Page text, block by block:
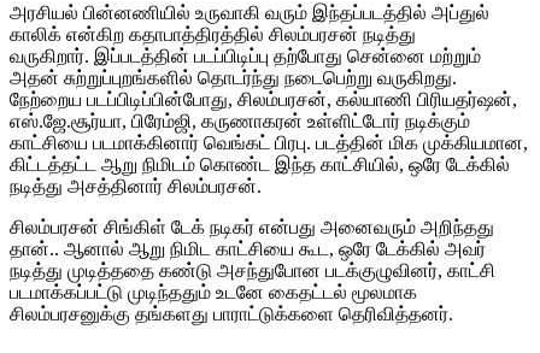
அரசியல் பின்னணியில் உருவாகி வரும் இந்தப்படத்தில் அப்துல்
காலிக் என்கிற கதாபாத்திரத்தில் சிலம்பரசன் நடித்து
வருகிறார். இப்படத்தின் படப்பிடிப்பு தற்போது சென்னை மற்றும்
அதன் சுற்றுப்புறங்களில் தொடர்ந்து நடைபெற்று வருகிறது.
நேற்றைய படப்பிடிப்பின்போது, சிலம்பரசன், கல்யாணி பிரியதர்ஷன்,
எஸ்.ஜே.சூர்யா, பிரேம்ஜி, கருணாகரன் உள்ளிட்டோர் நடிக்கும்
காட்சியை படமாக்கினார் வெங்கட் பிரபு. படத்தின் மிக முக்கியமான,
கிட்டத்தட்ட ஆறு நிமிடம் கொண்ட இந்த காட்சியில், ஒரே டேக்கில்
நடித்து அசத்தினார் சிலம்பரசன்.
சிலம்பரசன் சிங்கிள் டேக் நடிகர் என்பது அனைவரும் அறிந்தது
தான்.. ஆனால் ஆறு நிமிட காட்சியை கூட, ஒரே டேக்கில் அவர்
நடித்து முடித்ததை கண்டு அசந்துபோன படக்குழுவினர், காட்சி
படமாக்கப்பட்டு முடிந்ததும் உடனே கைதட்டல் மூலமாக
சிலம்பரசனுக்கு தங்களது பாராட்டுக்களை தெரிவித்தனர்.